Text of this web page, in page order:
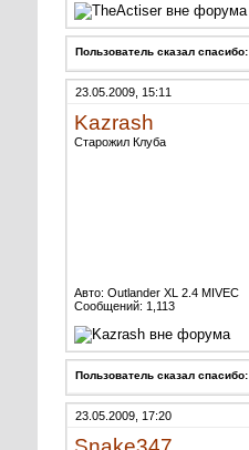
Пользователь сказал cпасибо:
23.05.2009, 15:11
Kazrash
Старожил Клуба
Авто: Outlander XL 2.4 MIVEC
Сообщений: 1,113
Пользователь сказал cпасибо:
23.05.2009, 17:20